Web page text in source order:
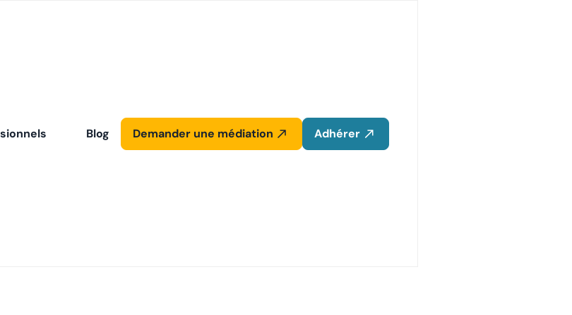
Blog Demander une médiation Adhérer
nos articles